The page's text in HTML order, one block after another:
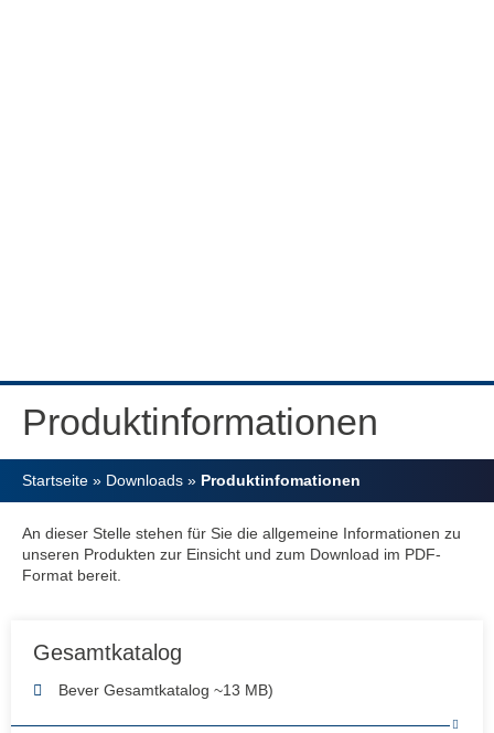
Produktinformationen
Startseite » Downloads » Produktinfomationen
An dieser Stelle stehen für Sie die allgemeine Informationen zu
unseren Produkten zur Einsicht und zum Download im PDF-
Format bereit.
Gesamtkatalog
Bever Gesamtkatalog ~13 MB)